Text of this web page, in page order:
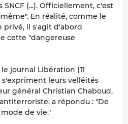
(...). Officiellement, c'est
En réalité, comme le
privé, il s'agit d'abord
cette "dangereuse
journal Libération (11
leurs velléités
général Christian Chaboud,
a répondu : "De
de vie."